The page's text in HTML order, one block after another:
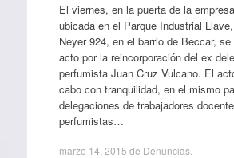
El viernes, en la puerta de la
ubicada en el Parque Industrial
Neyer 924, en el barrio de Beccar,
acto por la reincorporación del ex
perfumista Juan Cruz Vulcano. El
cabo con tranquilidad, en el mismo
delegaciones de trabajadores
perfumistas…
marzo 14, 2015 de Denuncias.